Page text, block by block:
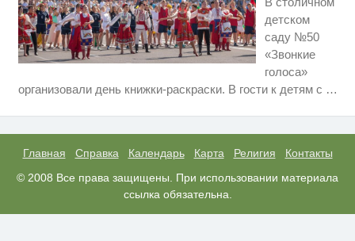
детском
саду №50
«Звонкие
голоса»
организовали день книжки-раскраски. В гости к детям с …
Главная Справка Календарь Карта Религия
Контакты
© 2008 Все права защищены. При использовании материала
ссылка обязательна.
а смеяться вы будете долго
i
Этот танец невесты оставит вас
без слов! Пересмотрела 10 раз